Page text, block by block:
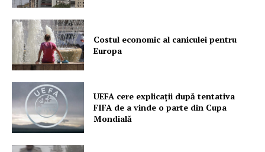
PRESShub
Despre noi / Echipa
Rețea
Contact
Costul economic al caniculei pentru
Europa
UEFA cere explicații după tentativa
FIFA de a vinde o parte din Cupa
Mondială